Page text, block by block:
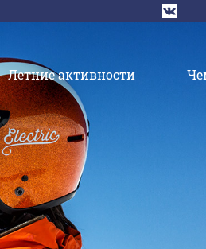
Летние активности